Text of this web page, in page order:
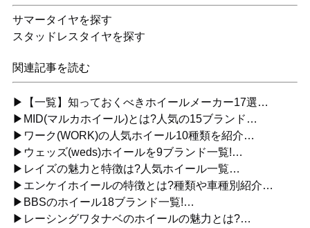
サマータイヤを探す
スタッドレスタイヤを探す
関連記事を読む
▶【一覧】知っておくべきホイールメーカー17選…
▶MID(マルカホイール)とは?人気の15ブランド…
▶ワーク(WORK)の人気ホイール10種類を紹介…
▶ウェッズ(weds)ホイールを9ブランド一覧!…
▶レイズの魅力と特徴は?人気ホイール一覧…
▶エンケイホイールの特徴とは?種類や車種別紹介…
▶BBSのホイール18ブランド一覧!…
▶レーシングワタナベのホイールの魅力とは?…